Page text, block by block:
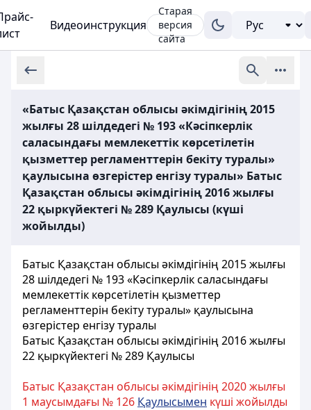
Видеоинструкция
Старая
версия
сайта
«Батыс Қазақстан облысы әкімдігінің 2015
жылғы 28 шілдедегі № 193 «Кәсіпкерлік
саласындағы мемлекеттік көрсетілетін
қызметтер регламенттерін бекіту туралы»
қаулысына өзгерістер енгізу туралы» Батыс
Қазақстан облысы әкімдігінің 2016 жылғы
22 қыркүйектегі № 289 Қаулысы (күші
жойылды)
Батыс Қазақстан облысы әкімдігінің 2015 жылғы
28 шілдедегі № 193 «Кәсіпкерлік саласындағы
мемлекеттік көрсетілетін қызметтер
регламенттерін бекіту туралы» қаулысына
өзгерістер енгізу туралы
Батыс Қазақстан облысы әкімдігінің 2016 жылғы
22 қыркүйектегі № 289 Қаулысы
Батыс Қазақстан облысы әкімдігінің 2020 жылғы
1 маусымдағы № 126 Қаулысымен күші жойылды